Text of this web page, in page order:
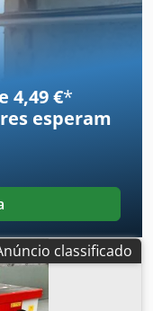
4,49 €*
esperam
classificado